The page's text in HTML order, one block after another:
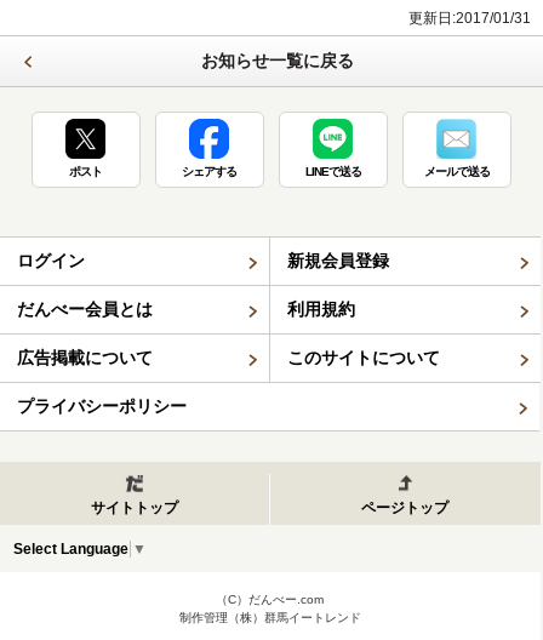
更新日:2017/01/31
お知らせ一覧に戻る
ポスト シェアする LINEで送る メールで送る
ログイン 新規会員登録
だんべー会員とは 利用規約
広告掲載について このサイトについて
プライバシーポリシー
サイトトップ ページトップ
Select Language ▼
（C）だんべー.com
制作管理（株）群馬イートレンド